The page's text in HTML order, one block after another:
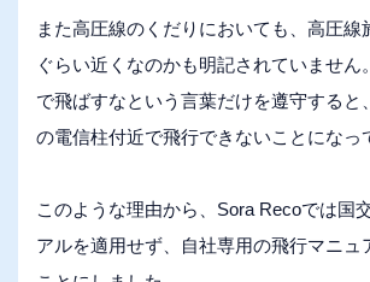
また高圧線のくだりにおいても、高圧線
ぐらい近くなのかも明記されていません
で飛ばすなという言葉だけを遵守すると
の電信柱付近で飛行できないことになっ
このような理由から、Sora Recoでは国
アルを適用せず、自社専用の飛行マニュ